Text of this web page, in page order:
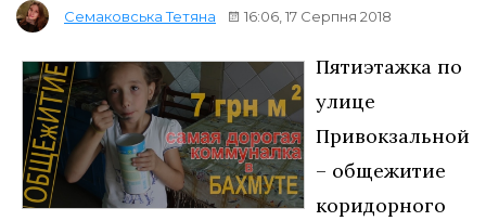
Семаковська Тетяна 16:06, 17 Серпня 2018
Пятиэтажка по
улице
Привокзальной
– общежитие
коридорного